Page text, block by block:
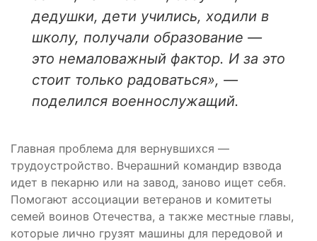
дедушки, дети учились, ходили в
школу, получали образование —
это немаловажный фактор. И за это
стоит только радоваться», —
поделился военнослужащий.
Главная проблема для вернувшихся —
трудоустройство. Вчерашний командир взвода
идет в пекарню или на завод, заново ищет себя.
Помогают ассоциации ветеранов и комитеты
семей воинов Отечества, а также местные главы,
которые лично грузят машины для передовой и